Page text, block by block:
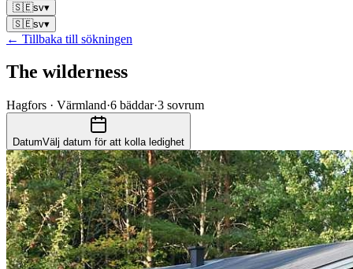
🇸🇪sv▾
🇸🇪sv▾
← Tillbaka till sökningen
The wilderness
Hagfors · Värmland·6 bäddar·3 sovrum
DatumVälj datum för att kolla ledighet